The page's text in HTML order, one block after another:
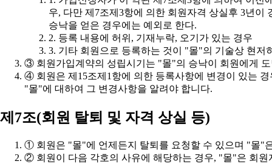
승낙을 얻은 경우에는 예외로 한다.
2. 등록 내용에 허위, 기재누락, 오기가 있는 경우
3. 기타 회원으로 등록하는 것이 "몰"의 기술상 현저
③ 회원가입계약의 성립시기는 "몰"의 승낙이 회원에게
"몰"에 대하여 그 변경사항을 알려야 합니다.
제7조(회원 탈퇴 및 자격 상실 등)
① 회원은 "몰"에 언제든지 탈퇴를 요청할 수 있으며 "몰"